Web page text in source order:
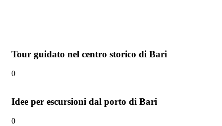
Tour guidato nel centro storico di Bari
0
Idee per escursioni dal porto di Bari
0